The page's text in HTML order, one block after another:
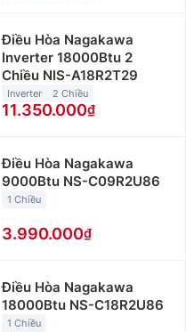
Điều Hòa Nagakawa
Inverter 18000Btu 2
Chiều NIS-A18R2T29
Inverter 2 Chiều
11.350.000
Điều Hòa Nagakawa
9000Btu NS-C09R2U86
1 Chiều
3.990.000
Điều Hòa Nagakawa
18000Btu NS-C18R2U86
1 Chiều